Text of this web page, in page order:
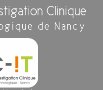
Clinique
de Nancy